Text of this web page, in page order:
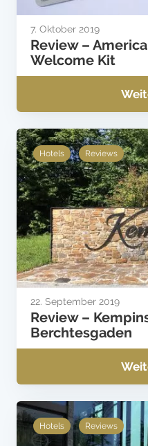
7. Oktober 2019
Review –
Welcome Kit
Hotels Reviews
22. September 2019
Review –
Berchtesgaden
Hotels Reviews